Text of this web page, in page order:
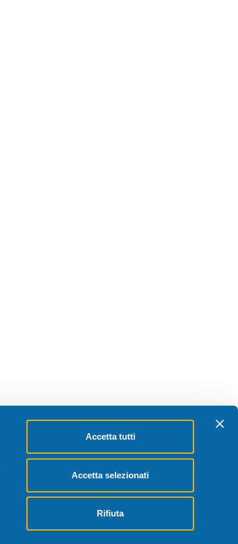
Accetta tutti
Accetta selezionati
Rifiuta